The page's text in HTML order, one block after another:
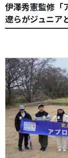
伊澤秀憲監修
遼らがジュニア